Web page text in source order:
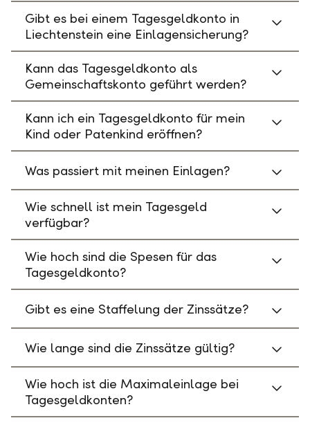
Gibt es bei einem Tagesgeldkonto in
Liechtenstein eine Einlagensicherung?
Kann das Tagesgeldkonto als
Gemeinschaftskonto geführt werden?
Kann ich ein Tagesgeldkonto für mein
Kind oder Patenkind eröffnen?
Was passiert mit meinen Einlagen?
Wie schnell ist mein Tagesgeld
verfügbar?
Wie hoch sind die Spesen für das
Tagesgeldkonto?
Gibt es eine Staffelung der Zinssätze?
Wie lange sind die Zinssätze gültig?
Wie hoch ist die Maximaleinlage bei
Tagesgeldkonten?